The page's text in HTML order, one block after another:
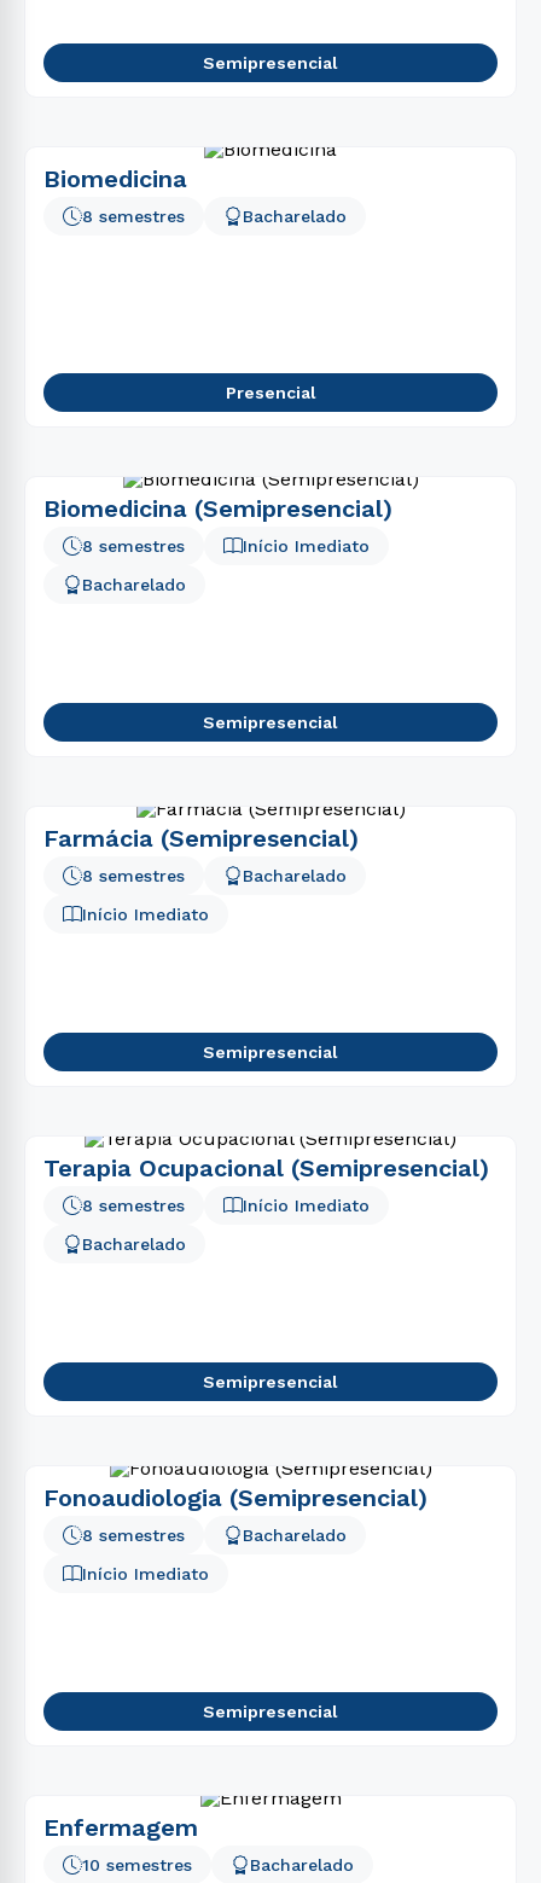
Semipresencial
Biomedicina
Bacharelado
8 semestres
Presencial
Biomedicina (Semipresencial)
8 semestres
Início Imediato
Bacharelado
Semipresencial
Farmácia (Semipresencial)
Bacharelado
Início Imediato
8 semestres
Semipresencial
Terapia Ocupacional (Semipresencial)
Início Imediato
8 semestres
Bacharelado
Semipresencial
Fonoaudiologia (Semipresencial)
8 semestres
Bacharelado
Início Imediato
Semipresencial
Enfermagem
Bacharelado
10 semestres